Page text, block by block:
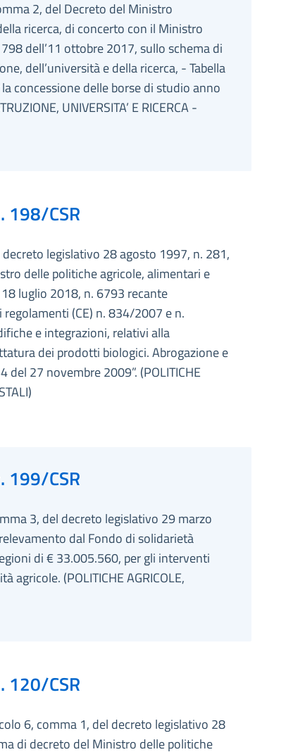
2, del Decreto del Ministro
ricerca, di concerto con il Ministro
dell’11 ottobre 2017, sullo schema di
dell’università e della ricerca, - Tabella
concessione delle borse di studio anno
UNIVERSITA’ E RICERCA -
198/CSR
legislativo 28 agosto 1997, n. 281,
delle politiche agricole, alimentari e
luglio 2018, n. 6793 recante
(CE) n. 834/2007 e n.
e integrazioni, relativi alla
dei prodotti biologici. Abrogazione e
27 novembre 2009”. (POLITICHE
199/CSR
3, del decreto legislativo 29 marzo
dal Fondo di solidarietà
di € 33.005.560, per gli interventi
(POLITICHE AGRICOLE,
120/CSR
6, comma 1, del decreto legislativo 28
di decreto del Ministro delle politiche